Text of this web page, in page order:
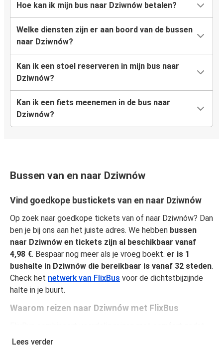
Hoe kan ik mijn bus naar Dziwnów betalen?
Welke diensten zijn er aan boord van de bussen
naar Dziwnów?
Kan ik een stoel reserveren in mijn bus naar
Dziwnów?
Kan ik een fiets meenemen in de bus naar
Dziwnów?
Bussen van en naar Dziwnów
Vind goedkope bustickets van en naar Dziwnów
Op zoek naar goedkope tickets van of naar Dziwnów? Dan
ben je bij ons aan het juiste adres. We hebben bussen
naar Dziwnów en tickets zijn al beschikbaar vanaf
4,98 €. Bespaar nog meer als je vroeg boekt. er is 1
bushalte in Dziwnów die bereikbaar is vanaf 32 steden.
Check het netwerk van FlixBus voor de dichtstbijzijnde
halte in je buurt.
Waarom reizen naar Dziwnów met FlixBus
passagiers van een unieke reiservaring kunnen genieten.
Lees verder